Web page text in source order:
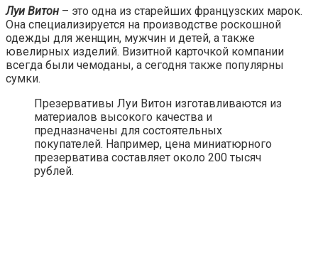
Луи Витон – это одна из старейших французских марок.
Она специализируется на производстве роскошной
одежды для женщин, мужчин и детей, а также
ювелирных изделий. Визитной карточкой компании
всегда были чемоданы, а сегодня также популярны
сумки.
Презервативы Луи Витон изготавливаются из
материалов высокого качества и
предназначены для состоятельных
покупателей. Например, цена миниатюрного
презерватива составляет около 200 тысяч
рублей.